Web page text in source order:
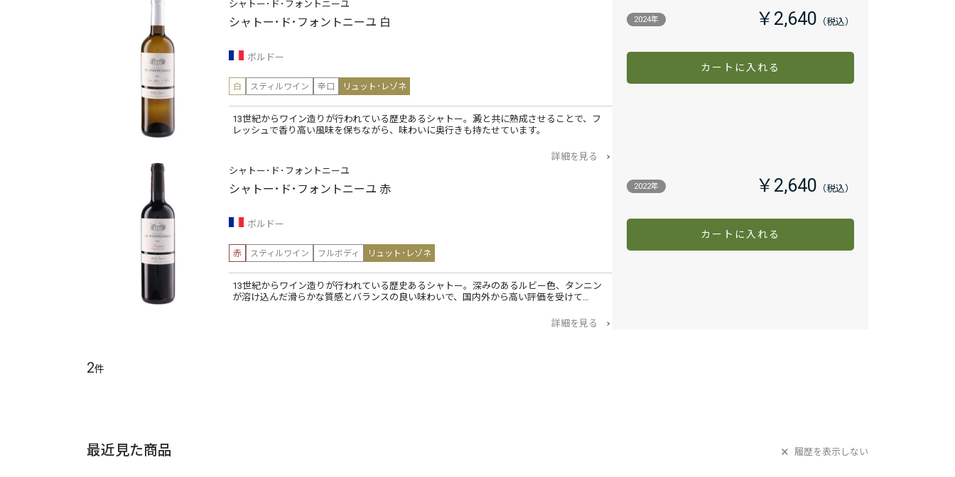
シャトー･ド･フォントニーユ
シャトー･ド･フォントニーユ 白
ボルドー
白 スティルワイン 辛口 リュット･レゾネ
13世紀からワイン造りが行われている歴史あるシャトー。澱と共に熟成させることで、フ
レッシュで香り高い風味を保ちながら、味わいに奥行きも持たせています。
詳細を見る
2024年 ￥2,640
カートに入れる
シャトー･ド･フォントニーユ
シャトー･ド･フォントニーユ 赤
ボルドー
赤 スティルワイン フルボディ リュット･レゾネ
13世紀からワイン造りが行われている歴史あるシャトー。深みのあるルビー色、タンニン
が溶け込んだ滑らかな質感とバランスの良い味わいで、国内外から高い評価を受けて…
詳細を見る
2022年 ￥2,640
カートに入れる
2件
最近見た商品 履歴を表示しない